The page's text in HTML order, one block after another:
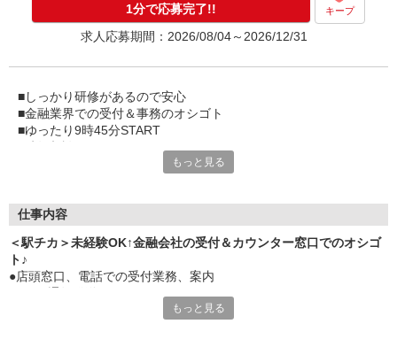
1分で応募完了!! キープ
求人応募期間：2026/08/04～2026/12/31
■しっかり研修があるので安心
■金融業界での受付＆事務のオシゴト
■ゆったり9時45分START
仕事したい方にオススメ
■マンツーマン研修
もっと見る
仕事内容
＜駅チカ＞未経験OK↑金融会社の受付＆カウンター窓口でのオシゴ
ト♪
●店頭窓口、電話での受付業務、案内
●ご相談受付、営業、電話連絡もっと見る